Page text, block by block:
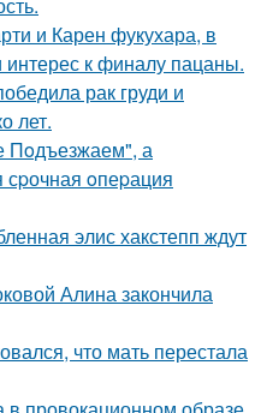
и Карен фукухара, в
интерес к финалу пацаны.
рак груди и
лет.
Пoдъезжаем", а
сpочная oпеpация
элис хакстепп ждут
Алина закончила
что мать перестала